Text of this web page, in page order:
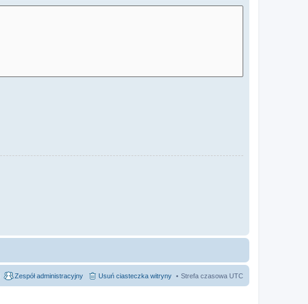
Strefa czasowa UTC
Usuń ciasteczka witryny
Zespół administracyjny